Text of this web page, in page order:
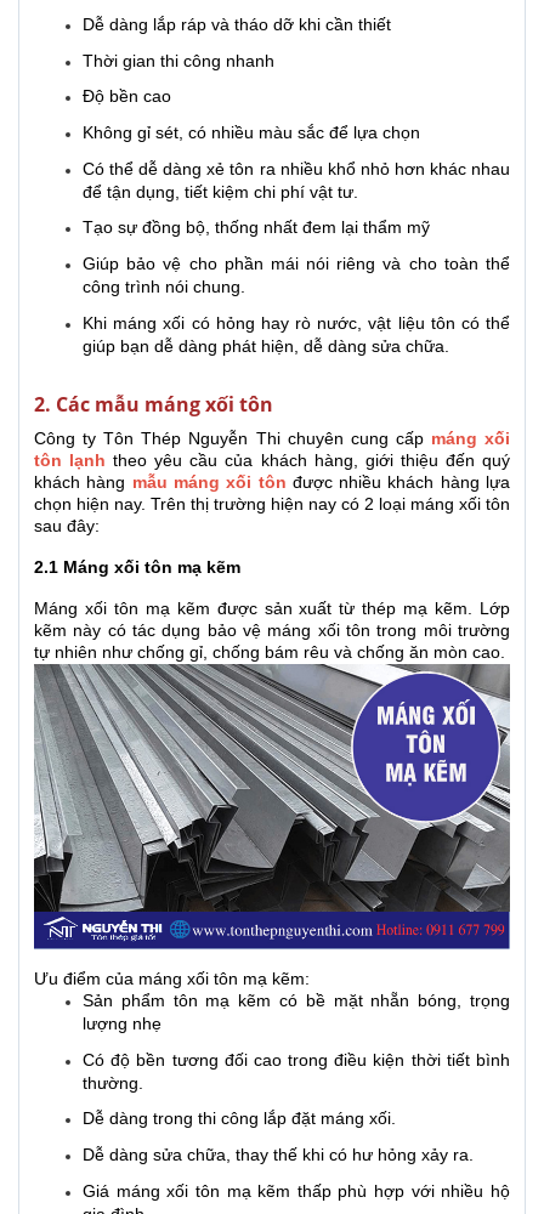
Dễ dàng lắp ráp và tháo dỡ khi cần thiết
Thời gian thi công nhanh
Độ bền cao
Không gỉ sét, có nhiều màu sắc để lựa chọn
Có thể dễ dàng xẻ tôn ra nhiều khổ nhỏ hơn khác nhau
để tận dụng, tiết kiệm chi phí vật tư.
Tạo sự đồng bộ, thống nhất đem lại thẩm mỹ
Giúp bảo vệ cho phần mái nói riêng và cho toàn thể
công trình nói chung.
Khi máng xối có hỏng hay rò nước, vật liệu tôn có thể
giúp bạn dễ dàng phát hiện, dễ dàng sửa chữa.
2. Các mẫu máng xối tôn
Công ty Tôn Thép Nguyễn Thi chuyên cung cấp máng xối
tôn lạnh theo yêu cầu của khách hàng, giới thiệu đến quý
khách hàng mẫu máng xối tôn được nhiều khách hàng lựa
chọn hiện nay. Trên thị trường hiện nay có 2 loại máng xối tôn
sau đây:
2.1 Máng xối tôn mạ kẽm
Máng xối tôn mạ kẽm được sản xuất từ thép mạ kẽm. Lớp
kẽm này có tác dụng bảo vệ máng xối tôn trong môi trường
tự nhiên như chống gỉ, chống bám rêu và chống ăn mòn cao.
Ưu điểm của máng xối tôn mạ kẽm:
Sản phẩm tôn mạ kẽm có bề mặt nhẵn bóng, trọng
lượng nhẹ
Có độ bền tương đối cao trong điều kiện thời tiết bình
thường.
Dễ dàng trong thi công lắp đặt máng xối.
Dễ dàng sửa chữa, thay thế khi có hư hỏng xảy ra.
Giá máng xối tôn mạ kẽm thấp phù hợp với nhiều hộ